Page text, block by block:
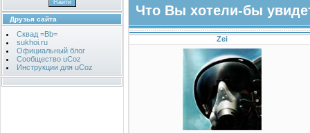
Друзья сайта
Сквад =Bb=
sukhoi.ru
Официальный блог
Сообщество uCoz
Инструкции для uCoz
Что Вы хотели-бы
Zei